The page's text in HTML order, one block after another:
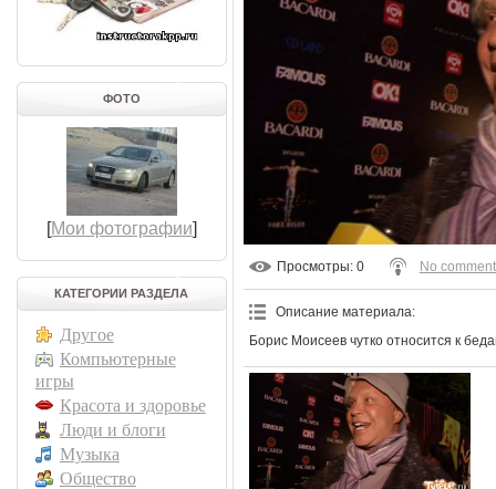
ФОТО
[Мои фотографии]
КАТЕГОРИИ РАЗДЕЛА
Другое
Компьютерные
игры
Красота и здоровье
Люди и блоги
Музыка
Общество
Просмотры: 0 No
Описание материала:
Борис Моисеев чутко относится к